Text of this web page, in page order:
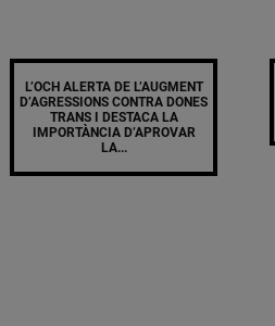
L’OCH ALERTA DE L’AUGMENT
D’AGRESSIONS CONTRA DONES
TRANS I DESTACA LA
IMPORTÀNCIA D’APROVAR
LA...